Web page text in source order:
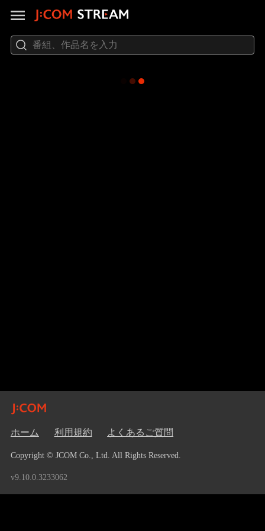
ホーム 利用規約 よくあるご質問
Copyright © JCOM Co., Ltd. All Rights Reserved.
v9.10.0.3233062